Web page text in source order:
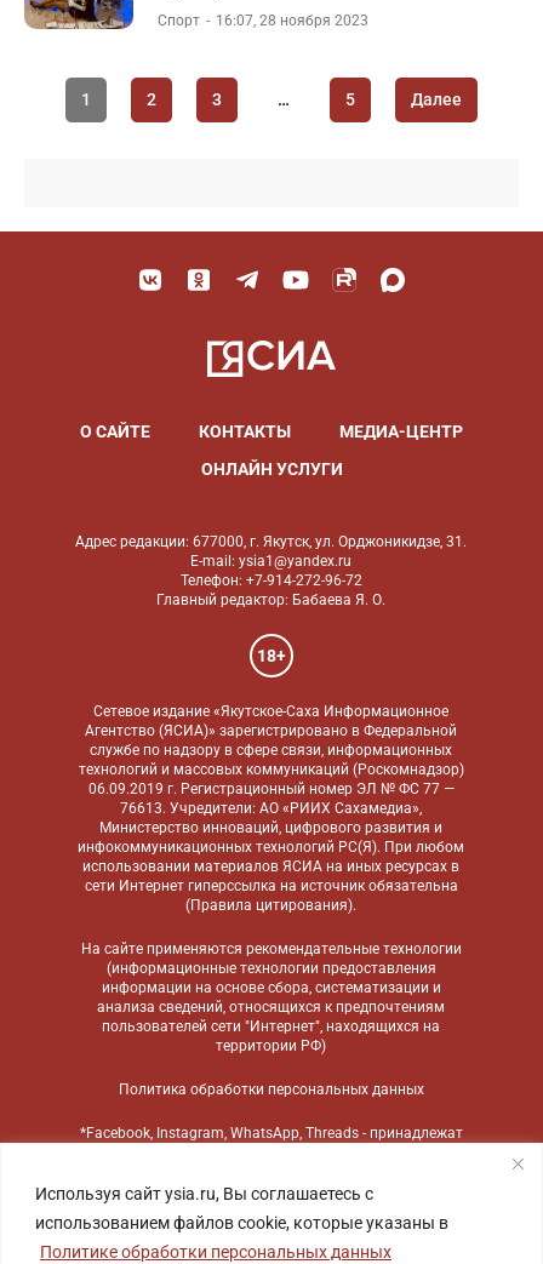
Используя сайт ysia.ru, Вы соглашаетесь с
использованием файлов cookie, которые указаны в
Политике обработки персональных данных
Спорт 16:07, 28 ноября 2023
1 2 3 … 5 Далее
О САЙТЕ КОНТАКТЫ
МЕДИА-ЦЕНТР
ОНЛАЙН УСЛУГИ
Адрес редакции: 677000, г. Якутск, ул. Орджоникидзе, 31.
E-mail: ysia1@yandex.ru
Телефон: +7-914-272-96-72
Главный редактор: Бабаева Я. О.
18+
Сетевое издание «Якутское-Саха Информационное
Агентство (ЯСИА)» зарегистрировано в Федеральной
службе по надзору в сфере связи, информационных
технологий и массовых коммуникаций (Роскомнадзор)
06.09.2019 г. Регистрационный номер ЭЛ № ФС 77 —
76613. Учредители: АО «РИИХ Сахамедиа»,
Министерство инноваций, цифрового развития и
инфокоммуникационных технологий РС(Я). При любом
использовании материалов ЯСИА на иных ресурсах в
сети Интернет гиперссылка на источник обязательна
(Правила цитирования).
На сайте применяются рекомендательные технологии
(информационные технологии предоставления
информации на основе сбора, систематизации и
анализа сведений, относящихся к предпочтениям
пользователей сети "Интернет", находящихся на
территории РФ)
Политика обработки персональных данных
*Facebook, Instagram, WhatsApp, Threads - принадлежат